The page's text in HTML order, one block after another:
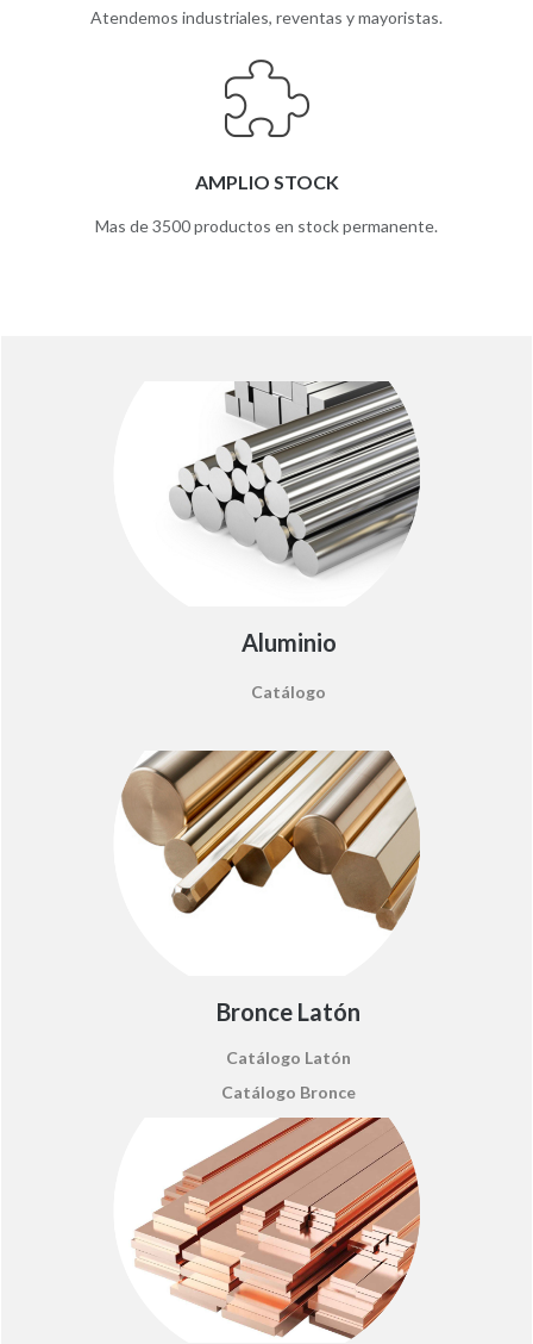
Atendemos industriales, reventas y mayoristas.
AMPLIO STOCK
Mas de 3500 productos en stock permanente.
Aluminio
Catálogo
Bronce Latón
Catálogo Latón
Catálogo Bronce